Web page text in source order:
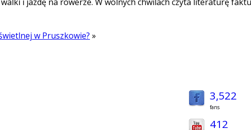
w Pruszkowie? »
3,522
fans
412